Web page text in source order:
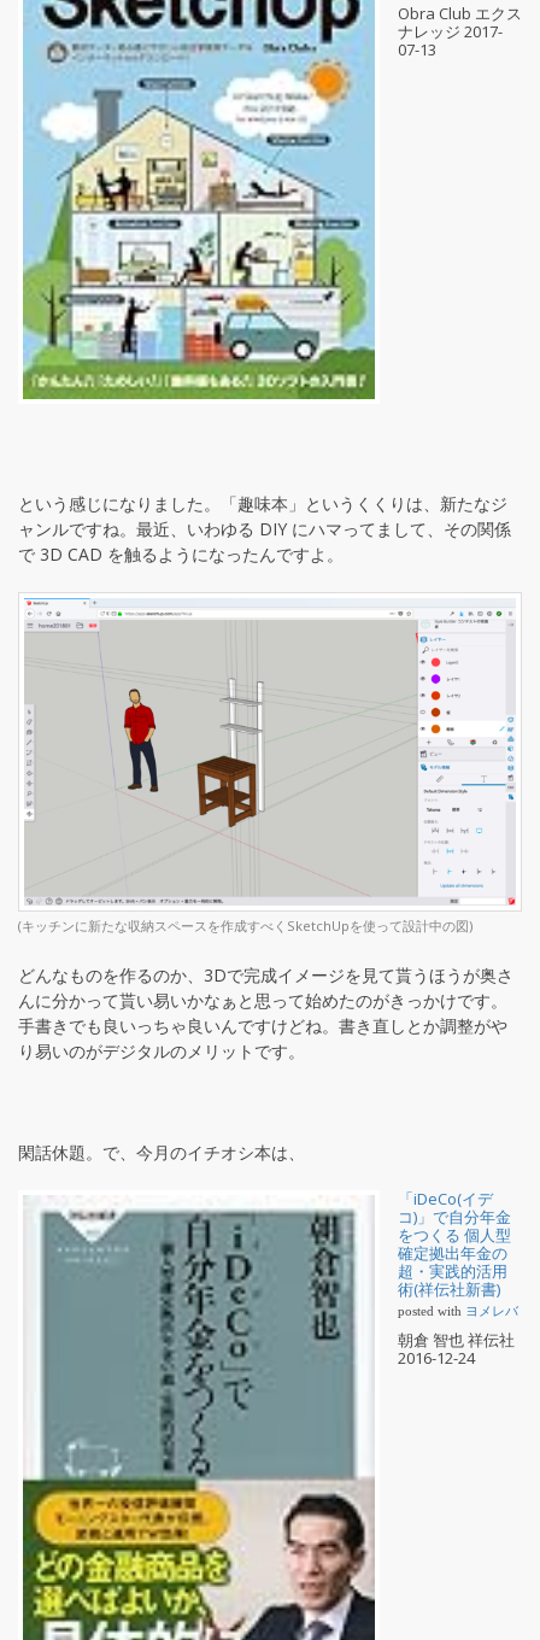
Obra Club エクス
ナレッジ 2017-
07-13
という感じになりました。「趣味本」というくくりは、新たなジ
ャンルですね。最近、いわゆる DIY にハマってまして、その関係
で 3D CAD を触るようになったんですよ。
(キッチンに新たな収納スペースを作成すべくSketchUpを使って設計中の図)
どんなものを作るのか、3Dで完成イメージを見て貰うほうが奥さ
んに分かって貰い易いかなぁと思って始めたのがきっかけです。
手書きでも良いっちゃ良いんですけどね。書き直しとか調整がや
り易いのがデジタルのメリットです。
閑話休題。で、今月のイチオシ本は、
「iDeCo(イデ
コ)」で自分年金
をつくる 個人型
確定拠出年金の
超・実践的活用
術(祥伝社新書)
posted with ヨメレバ
朝倉 智也 祥伝社
2016-12-24